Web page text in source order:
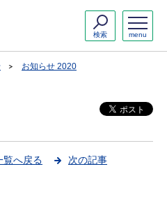
menu
検索
お知らせ 2020
覧へ戻る 次の記事